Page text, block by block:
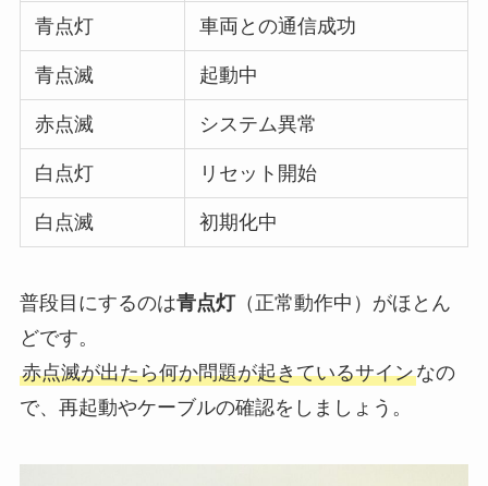
青点灯 車両との通信成功
青点滅 起動中
赤点滅 システム異常
白点灯 リセット開始
白点滅 初期化中
普段目にするのは青点灯（正常動作中）がほとん
どです。
赤点滅が出たら何か問題が起きているサインなの
で、再起動やケーブルの確認をしましょう。